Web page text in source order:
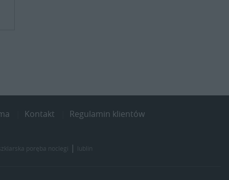
Kontakt Regulamin klientów
poręba noclegi | lublin